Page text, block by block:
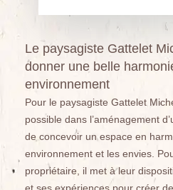
Le paysagiste Gattelet
donner une belle
environnement
Pour le paysagiste Gattelet
possible dans l’aménagement
de concevoir un espace en
environnement et les envies.
propriétaire, il met à leur
et ses expériences pour créer